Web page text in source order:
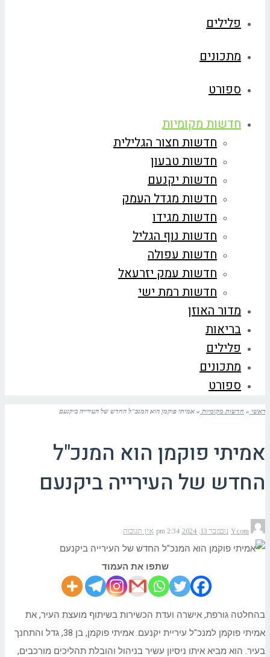
פלילים
מתכונים
ספורט
חדשות מקומיות
חדשות חצור הגלילית
חדשות טבעון
חדשות יקנעם
חדשות מגדל העמק
חדשות מגידו
חדשות נוף הגליל
חדשות עפולה
חדשות עמק יזרעאל
חדשות רמת ישי
מדור האוזן
בריאות
פלילים
מתכונים
ספורט
ראשי » חדשות מקומיות » אמיתי פוקמן הוא המנכ"ל החדש של העירייה ביקנעם
אמיתי פוקמן הוא המנכ"ל
החדש של העירייה ביקנעם
Ycom נובמבר 13, 2024 2:34 pm אין תגובות
שתפו את העמוד
בהחלטה גורפת, אישרה ועדת הכשירות בשיתוף מועצת העיר, את
אמיתי פוקמן למנכ"ל עיריית יקנעם. אמיתי פוקמן, בן 38, גדל והתחנך
בעיר. הוא מביא איתו ניסיון עשיר בניהול והובלת תהליכים מורכבים,